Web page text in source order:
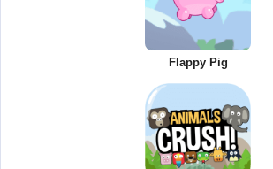
Flappy Pig